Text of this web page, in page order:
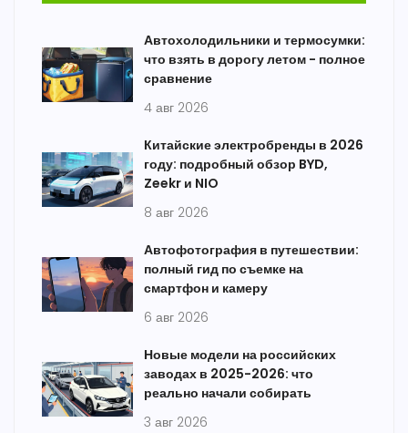
Автохолодильники и термосумки:
что взять в дорогу летом - полное
сравнение
4 авг 2026
Китайские электробренды в 2026
году: подробный обзор BYD,
Zeekr и NIO
8 авг 2026
Автофотография в путешествии:
полный гид по съемке на
смартфон и камеру
6 авг 2026
Новые модели на российских
заводах в 2025-2026: что
реально начали собирать
3 авг 2026